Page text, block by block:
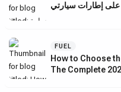
على إطارات سيارتي
FUEL
How to Choose
The Complete